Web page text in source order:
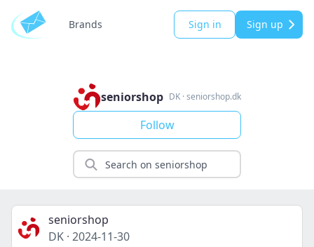
Brands Sign in Sign up
seniorshop DK ·seniorshop.dk
Follow
seniorshop
DK · 2024-11-30